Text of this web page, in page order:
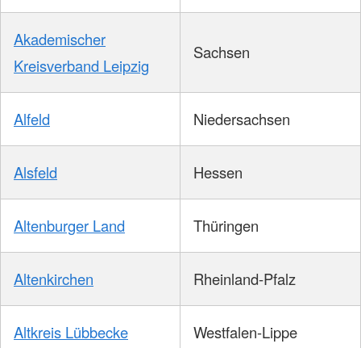
Akademischer
Kreisverband Leipzig
Sachsen
Alfeld Niedersachsen
Alsfeld Hessen
Altenburger Land Thüringen
Altenkirchen Rheinland-Pfalz
Altkreis Lübbecke Westfalen-Lippe